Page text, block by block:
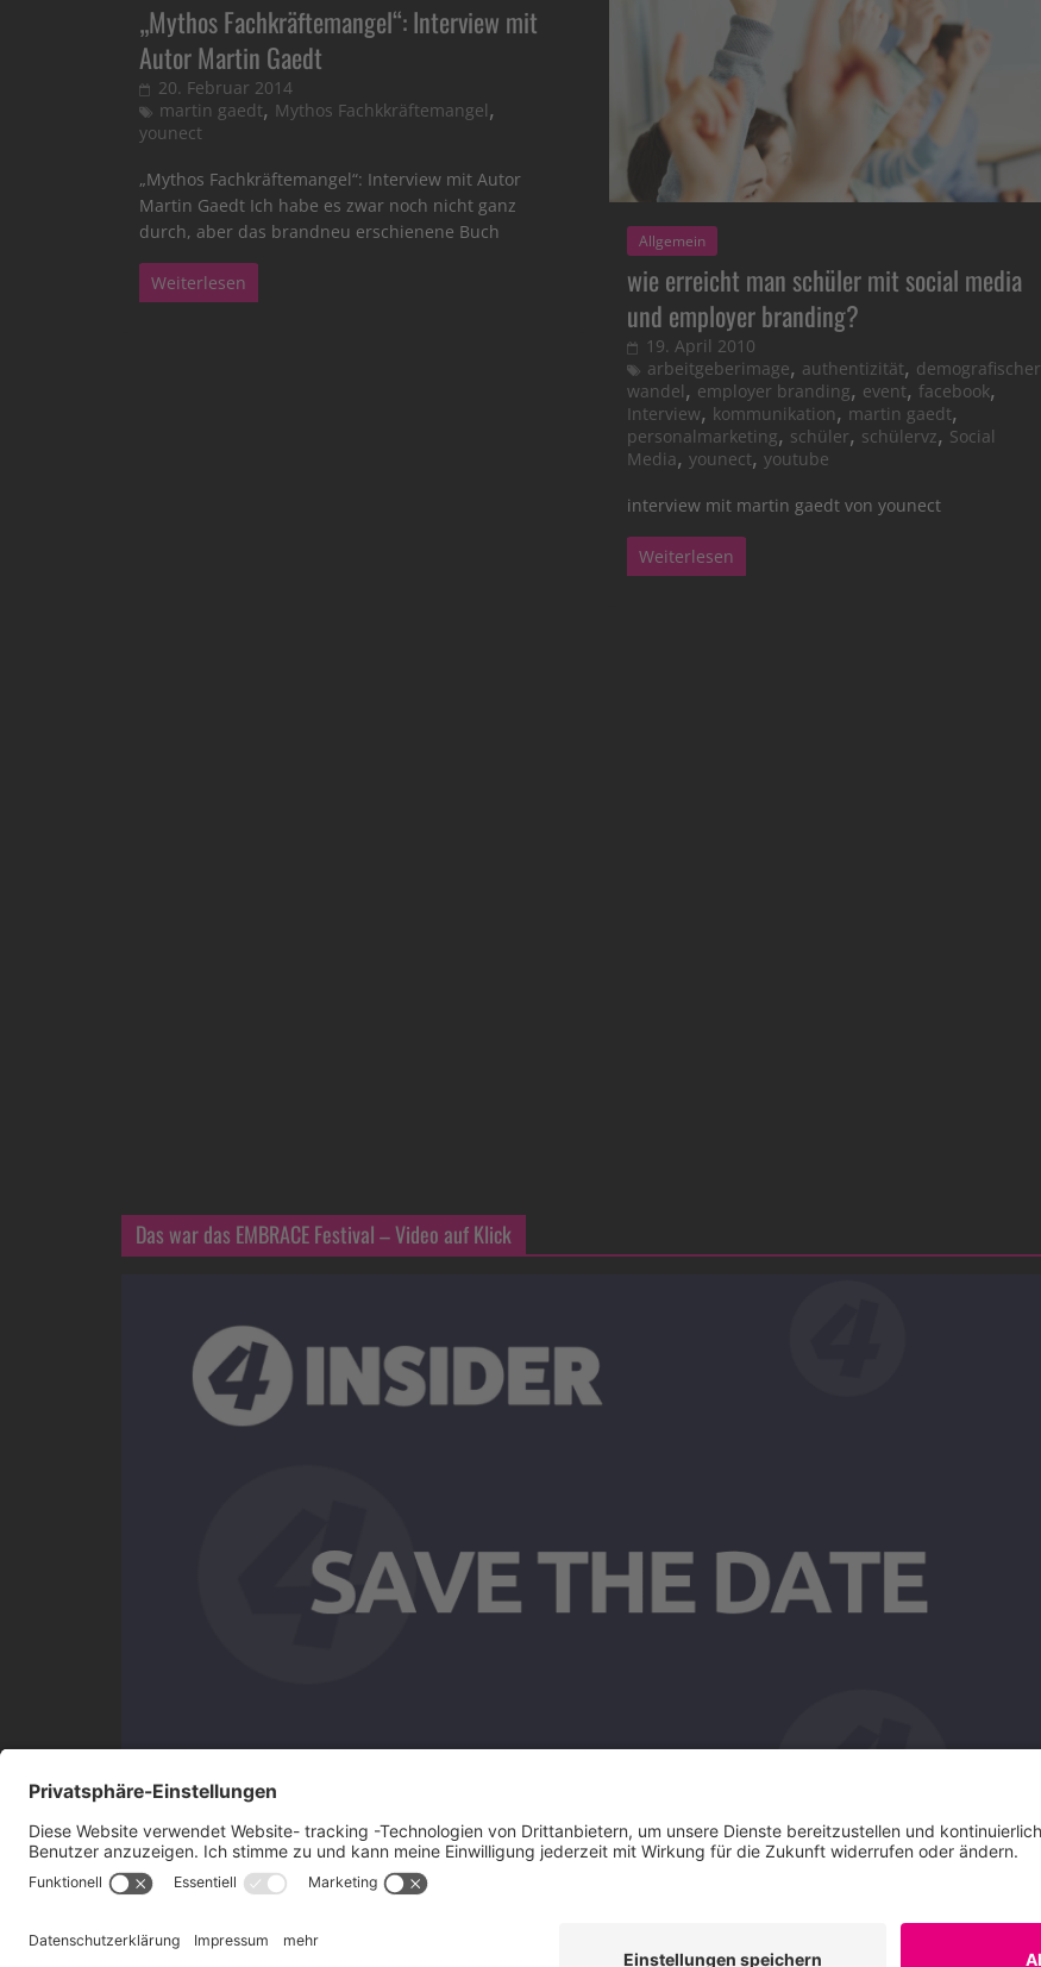
„Mythos Fachkräftemangel“: Interview mit
Autor Martin Gaedt
20. Februar 2014
martin gaedt, Mythos Fachkkräftemangel,
younect
„Mythos Fachkräftemangel“: Interview mit Autor
Martin Gaedt Ich habe es zwar noch nicht ganz
durch, aber das brandneu erschienene Buch
Weiterlesen
Allgemein
wie erreicht man schüler mit social media
und employer branding?
19. April 2010
arbeitgeberimage, authentizität, demografischer
wandel,employer branding, event, facebook,
Interview, kommunikation,martin gaedt,
personalmarketing, schüler, schülervz, Social
Media,younect,youtube
interview mit martin gaedt von younect
Weiterlesen
Das war das EMBRACE Festival – Video auf Klick